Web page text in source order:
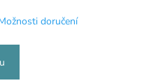
doručení